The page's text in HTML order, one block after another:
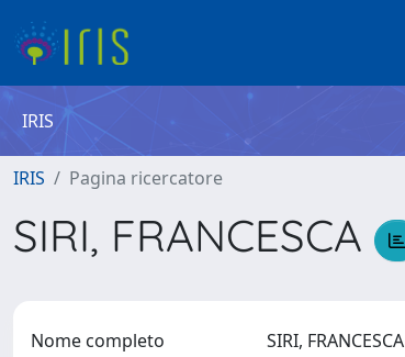
IRIS
IRIS Pagina ricercatore
SIRI, FRANCESCA
Nome completo SIRI, FRANCESCA